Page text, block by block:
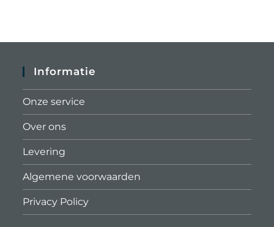
Informatie
Onze service
Over ons
Levering
Algemene voorwaarden
Privacy Policy